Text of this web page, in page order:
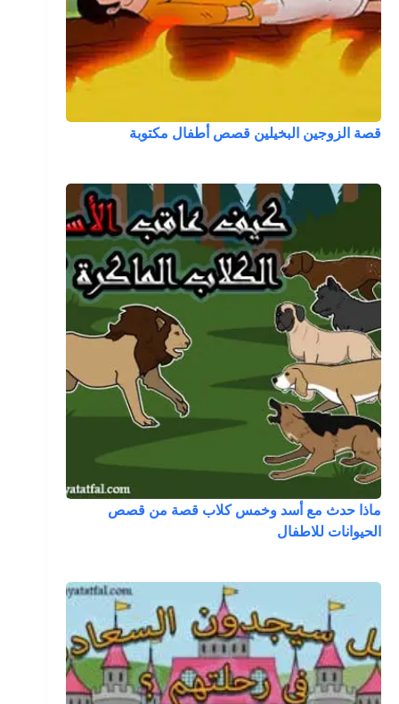
قصة الزوجين البخيلين قصص أطفال مكتوبة
ماذا حدث مع أسد وخمس كلاب قصة من قصص
الحيوانات للاطفال